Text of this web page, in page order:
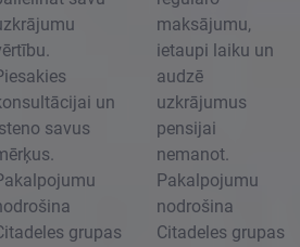
un
savus
grupas
maksājumu,
ietaupi laiku un
audzē
uzkrājumus
pensijai
nemanot.
Pakalpojumu
nodrošina
Citadeles grupas